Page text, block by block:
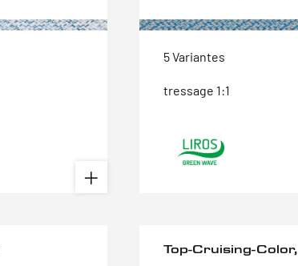
5 Variantes
tressage 1:1
Top-Cruising-